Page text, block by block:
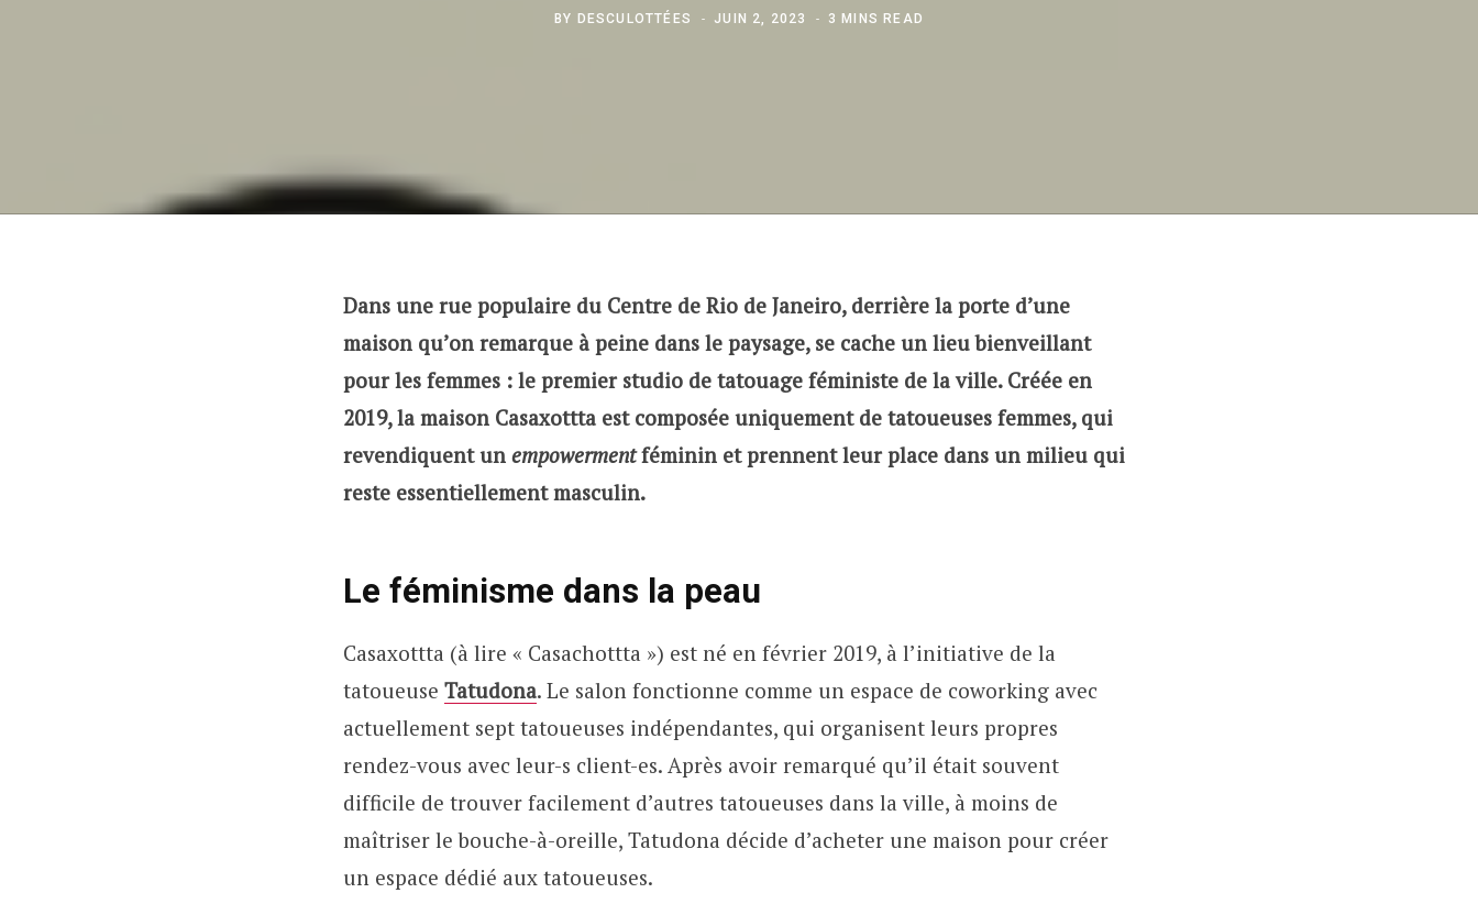
BY DESCULOTTÉES JUIN 2, 2023 3 MINS READ
Dans une rue populaire du Centre de Rio de Janeiro, derrière la porte d’une
maison qu’on remarque à peine dans le paysage, se cache un lieu bienveillant
pour les femmes : le premier studio de tatouage féministe de la ville. Créée en
2019, la maison Casaxottta est composée uniquement de tatoueuses femmes, qui
revendiquent un empowermentféminin et prennent leur place dans un milieu qui
reste essentiellement masculin.
Le féminisme dans la peau
Casaxottta (à lire « Casachottta ») est né en février 2019, à l’initiative de la
tatoueuse Tatudona. Le salon fonctionne comme un espace de coworking avec
actuellement sept tatoueuses indépendantes, qui organisent leurs propres
rendez-vous avec leur-s client-es. Après avoir remarqué qu’il était souvent
difficile de trouver facilement d’autres tatoueuses dans la ville, à moins de
maîtriser le bouche-à-oreille, Tatudona décide d’acheter une maison pour créer
un espace dédié aux tatoueuses.